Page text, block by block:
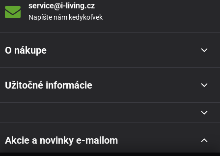
service@i-living.cz
Napíšte nám kedykoľvek
O nákupe
Užitočné informácie
Akcie a novinky e-mailom